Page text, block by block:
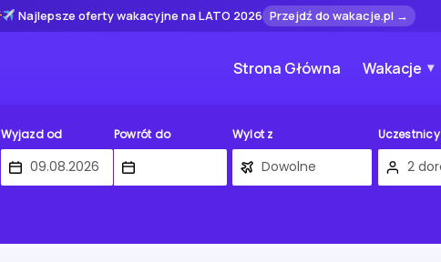
Najlepsze oferty wakacyjne na LATO 2026 Przejdź do wakacje.pl →
Strona Główna Wakacje
Wyjazd od Powrót do Wylot z Uczestnicy